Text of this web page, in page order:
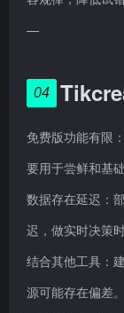
—
04
免费版功能有限
要用于尝鲜和基础
数据存在延迟：
迟，做实时决策
结合其他工具：
源可能存在偏差。